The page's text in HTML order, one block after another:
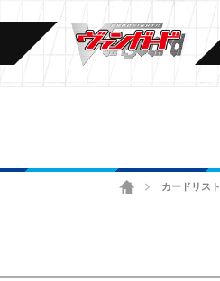
ホームカードリスト